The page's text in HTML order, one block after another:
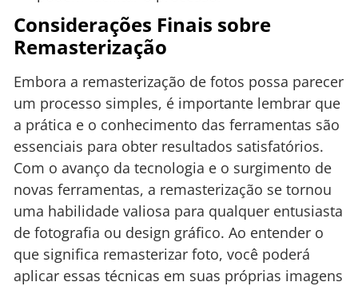
Considerações Finais sobre
Remasterização
Embora a remasterização de fotos possa parecer
um processo simples, é importante lembrar que
a prática e o conhecimento das ferramentas são
essenciais para obter resultados satisfatórios.
Com o avanço da tecnologia e o surgimento de
novas ferramentas, a remasterização se tornou
uma habilidade valiosa para qualquer entusiasta
de fotografia ou design gráfico. Ao entender o
que significa remasterizar foto, você poderá
aplicar essas técnicas em suas próprias imagens